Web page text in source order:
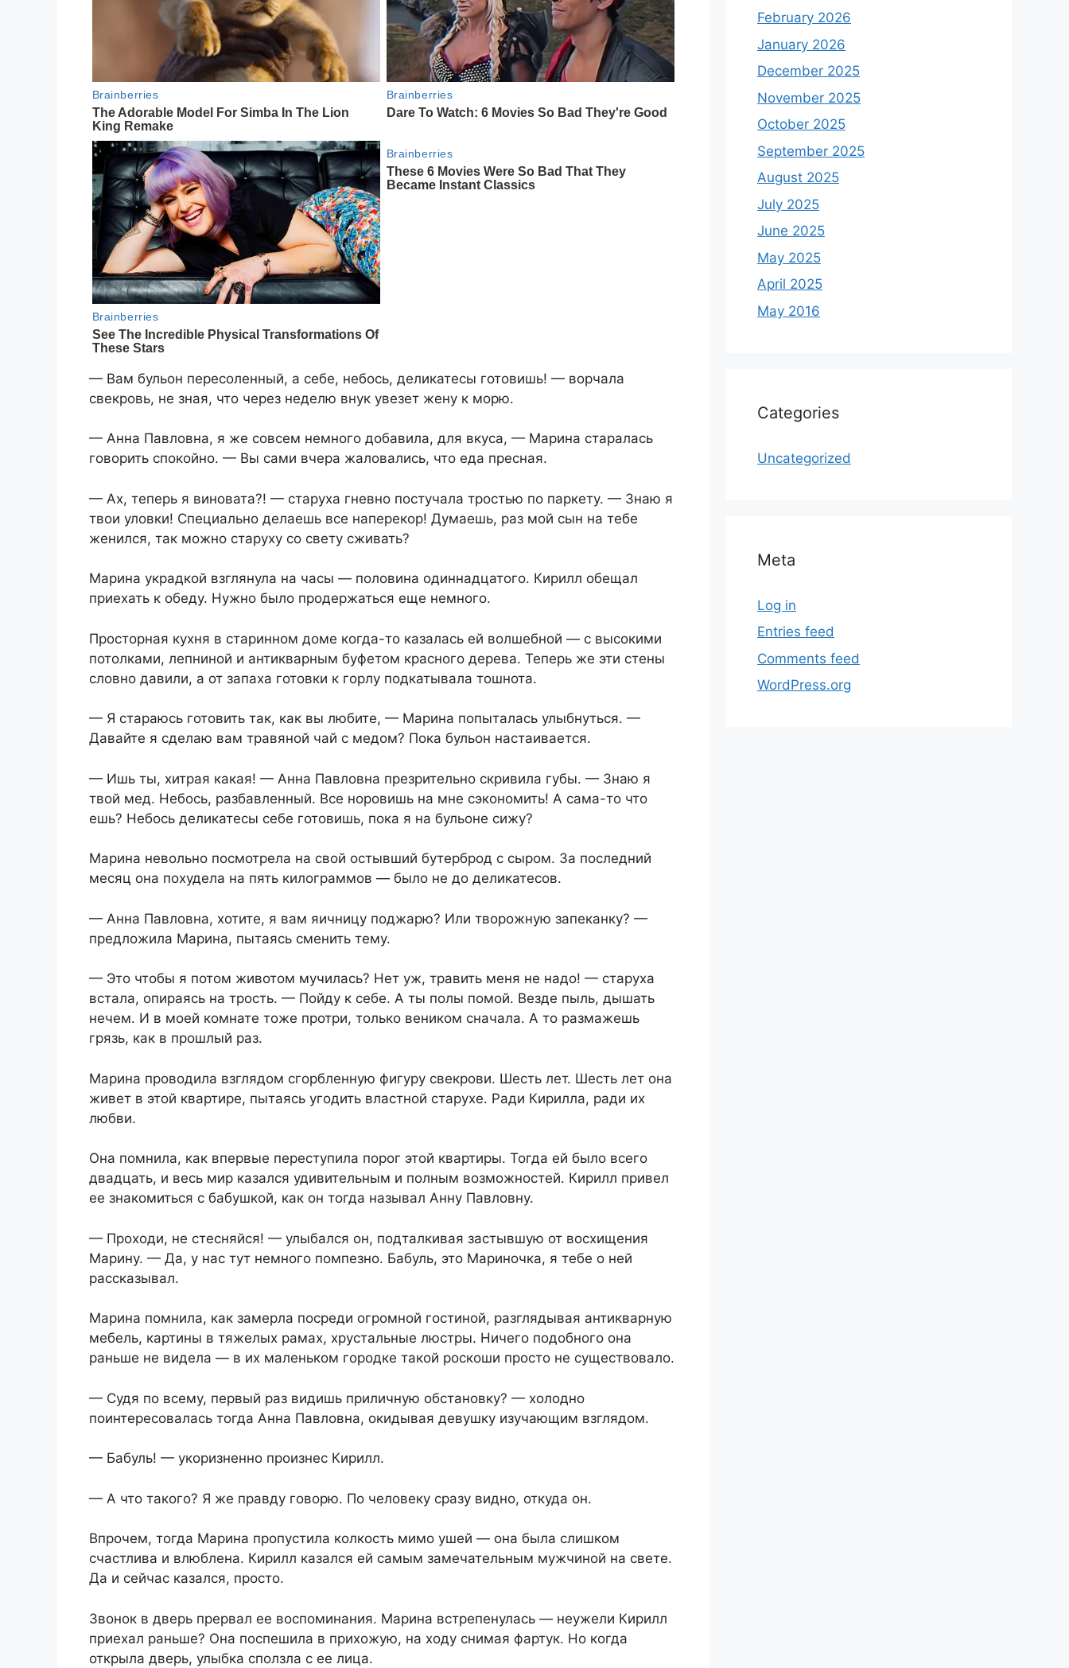
— Вам бульон пересоленный, а себе, небось, деликатесы готовишь! — ворчала
свекровь, не зная, что через неделю внук увезет жену к морю.
— Анна Павловна, я же совсем немного добавила, для вкуса, — Марина старалась
говорить спокойно. — Вы сами вчера жаловались, что еда пресная.
— Ах, теперь я виновата?! — старуха гневно постучала тростью по паркету. — Знаю я
твои уловки! Специально делаешь все наперекор! Думаешь, раз мой сын на тебе
женился, так можно старуху со свету сживать?
Марина украдкой взглянула на часы — половина одиннадцатого. Кирилл обещал
приехать к обеду. Нужно было продержаться еще немного.
Просторная кухня в старинном доме когда-то казалась ей волшебной — с высокими
потолками, лепниной и антикварным буфетом красного дерева. Теперь же эти стены
словно давили, а от запаха готовки к горлу подкатывала тошнота.
— Я стараюсь готовить так, как вы любите, — Марина попыталась улыбнуться. —
Давайте я сделаю вам травяной чай с медом? Пока бульон настаивается.
— Ишь ты, хитрая какая! — Анна Павловна презрительно скривила губы. — Знаю я
твой мед. Небось, разбавленный. Все норовишь на мне сэкономить! А сама-то что
ешь? Небось деликатесы себе готовишь, пока я на бульоне сижу?
Марина невольно посмотрела на свой остывший бутерброд с сыром. За последний
месяц она похудела на пять килограммов — было не до деликатесов.
— Анна Павловна, хотите, я вам яичницу поджарю? Или творожную запеканку? —
предложила Марина, пытаясь сменить тему.
— Это чтобы я потом животом мучилась? Нет уж, травить меня не надо! — старуха
встала, опираясь на трость. — Пойду к себе. А ты полы помой. Везде пыль, дышать
нечем. И в моей комнате тоже протри, только веником сначала. А то размажешь
грязь, как в прошлый раз.
Марина проводила взглядом сгорбленную фигуру свекрови. Шесть лет. Шесть лет она
живет в этой квартире, пытаясь угодить властной старухе. Ради Кирилла, ради их
любви.
Она помнила, как впервые переступила порог этой квартиры. Тогда ей было всего
двадцать, и весь мир казался удивительным и полным возможностей. Кирилл привел
ее знакомиться с бабушкой, как он тогда называл Анну Павловну.
— Проходи, не стесняйся! — улыбался он, подталкивая застывшую от восхищения
Марину. — Да, у нас тут немного помпезно. Бабуль, это Мариночка, я тебе о ней
рассказывал.
Марина помнила, как замерла посреди огромной гостиной, разглядывая антикварную
мебель, картины в тяжелых рамах, хрустальные люстры. Ничего подобного она
раньше не видела — в их маленьком городке такой роскоши просто не существовало.
— Судя по всему, первый раз видишь приличную обстановку? — холодно
поинтересовалась тогда Анна Павловна, окидывая девушку изучающим взглядом.
— Бабуль! — укоризненно произнес Кирилл.
— А что такого? Я же правду говорю. По человеку сразу видно, откуда он.
Впрочем, тогда Марина пропустила колкость мимо ушей — она была слишком
счастлива и влюблена. Кирилл казался ей самым замечательным мужчиной на свете.
Да и сейчас казался, просто.
Звонок в дверь прервал ее воспоминания. Марина встрепенулась — неужели Кирилл
приехал раньше? Она поспешила в прихожую, на ходу снимая фартук. Но когда
открыла дверь, улыбка сползла с ее лица.
February 2026
January 2026
December 2025
November 2025
October 2025
September 2025
August 2025
July 2025
June 2025
May 2025
April 2025
May 2016
Categories
Uncategorized
Meta
Log in
Entries feed
Comments feed
WordPress.org